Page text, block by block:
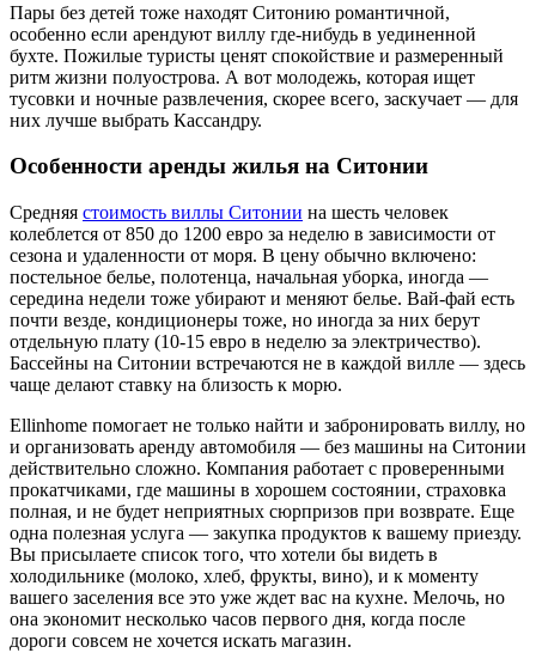
Пары без детей тоже находят Ситонию романтичной,
особенно если арендуют виллу где-нибудь в уединенной
бухте. Пожилые туристы ценят спокойствие и размеренный
ритм жизни полуострова. А вот молодежь, которая ищет
тусовки и ночные развлечения, скорее всего, заскучает — для
них лучше выбрать Кассандру.
Особенности аренды жилья на Ситонии
Средняя стоимость виллы Ситонии на шесть человек
колеблется от 850 до 1200 евро за неделю в зависимости от
сезона и удаленности от моря. В цену обычно включено:
постельное белье, полотенца, начальная уборка, иногда —
середина недели тоже убирают и меняют белье. Вай-фай есть
почти везде, кондиционеры тоже, но иногда за них берут
отдельную плату (10-15 евро в неделю за электричество).
Бассейны на Ситонии встречаются не в каждой вилле — здесь
чаще делают ставку на близость к морю.
Ellinhome помогает не только найти и забронировать виллу, но
и организовать аренду автомобиля — без машины на Ситонии
действительно сложно. Компания работает с проверенными
прокатчиками, где машины в хорошем состоянии, страховка
полная, и не будет неприятных сюрпризов при возврате. Еще
одна полезная услуга — закупка продуктов к вашему приезду.
Вы присылаете список того, что хотели бы видеть в
холодильнике (молоко, хлеб, фрукты, вино), и к моменту
вашего заселения все это уже ждет вас на кухне. Мелочь, но
она экономит несколько часов первого дня, когда после
дороги совсем не хочется искать магазин.